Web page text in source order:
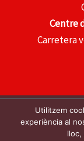
Centre
Carretera
Utilitzem
experiència al
lloc,